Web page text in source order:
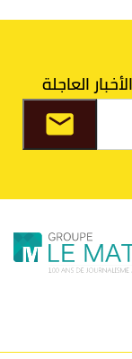
العاجلة